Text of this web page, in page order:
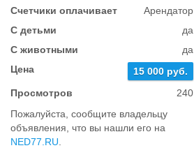
Счетчики оплачивает
Арендатор
С детьми
да
С животными
да
Цена
15 000 руб.
Просмотров
240
Пожалуйста, сообщите владельцу
объявления, что вы нашли его на
NED77.RU